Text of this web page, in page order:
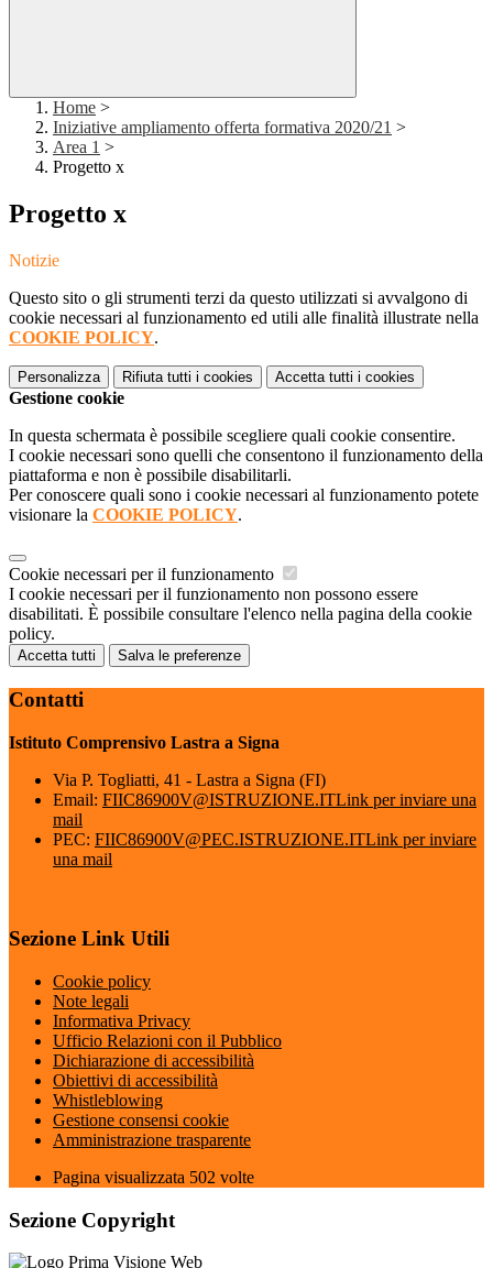
Home >
Iniziative ampliamento offerta formativa 2020/21 >
Area 1 >
Progetto x
Progetto x
Notizie
Questo sito o gli strumenti terzi da questo utilizzati si avvalgono di
cookie necessari al funzionamento ed utili alle finalità illustrate nella
COOKIE POLICY.
Personalizza Rifiuta tutti i cookies Accetta tutti i cookies
Gestione cookie
In questa schermata è possibile scegliere quali cookie consentire.
I cookie necessari sono quelli che consentono il funzionamento della
piattaforma e non è possibile disabilitarli.
Per conoscere quali sono i cookie necessari al funzionamento potete
visionare la COOKIE POLICY.
Cookie necessari per il funzionamento
I cookie necessari per il funzionamento non possono essere
disabilitati. È possibile consultare l'elenco nella pagina della cookie
policy.
Accetta tutti Salva le preferenze
Contatti
Istituto Comprensivo Lastra a Signa
Via P. Togliatti, 41 - Lastra a Signa (FI)
Email: FIIC86900V@ISTRUZIONE.ITLink per inviare una
mail
PEC: FIIC86900V@PEC.ISTRUZIONE.ITLink per inviare
una mail
Sezione Link Utili
Cookie policy
Note legali
Informativa Privacy
Ufficio Relazioni con il Pubblico
Dichiarazione di accessibilità
Obiettivi di accessibilità
Whistleblowing
Gestione consensi cookie
Amministrazione trasparente
Pagina visualizzata 502 volte
Sezione Copyright